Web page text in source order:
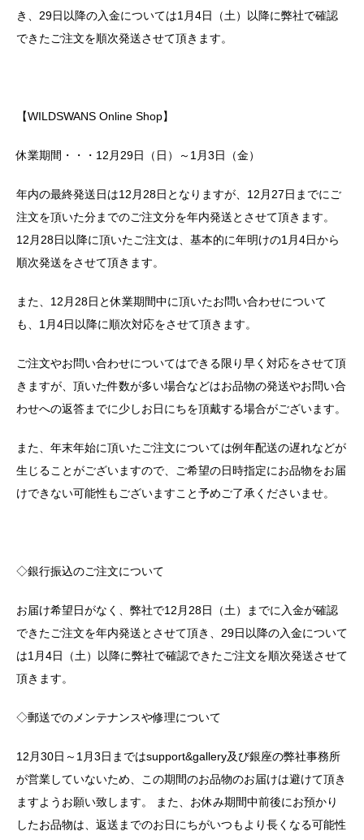
き、29日以降の入金については1月4日（土）以降に弊社で確認
できたご注文を順次発送させて頂きます。
【WILDSWANS Online Shop】
休業期間・・・12月29日（日）～1月3日（金）
年内の最終発送日は12月28日となりますが、12月27日までにご
注文を頂いた分までのご注文分を年内発送とさせて頂きます。
12月28日以降に頂いたご注文は、基本的に年明けの1月4日から
順次発送をさせて頂きます。
また、12月28日と休業期間中に頂いたお問い合わせについて
も、1月4日以降に順次対応をさせて頂きます。
ご注文やお問い合わせについてはできる限り早く対応をさせて頂
きますが、頂いた件数が多い場合などはお品物の発送やお問い合
わせへの返答までに少しお日にちを頂戴する場合がございます。
また、年末年始に頂いたご注文については例年配送の遅れなどが
生じることがございますので、ご希望の日時指定にお品物をお届
けできない可能性もございますこと予めご了承くださいませ。
◇銀行振込のご注文について
お届け希望日がなく、弊社で12月28日（土）までに入金が確認
できたご注文を年内発送とさせて頂き、29日以降の入金について
は1月4日（土）以降に弊社で確認できたご注文を順次発送させて
頂きます。
◇郵送でのメンテナンスや修理について
12月30日～1月3日まではsupport&gallery及び銀座の弊社事務所
が営業していないため、この期間のお品物のお届けは避けて頂き
ますようお願い致します。 また、お休み期間中前後にお預かり
したお品物は、返送までのお日にちがいつもより長くなる可能性